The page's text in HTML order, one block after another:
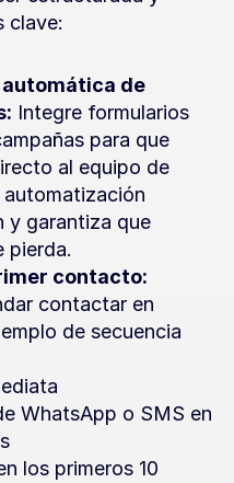
clave:
de
Integre formularios
para que
al equipo de
y garantiza que
pierda.
contacto:
contactar en
de secuencia
WhatsApp o SMS en
los primeros 10